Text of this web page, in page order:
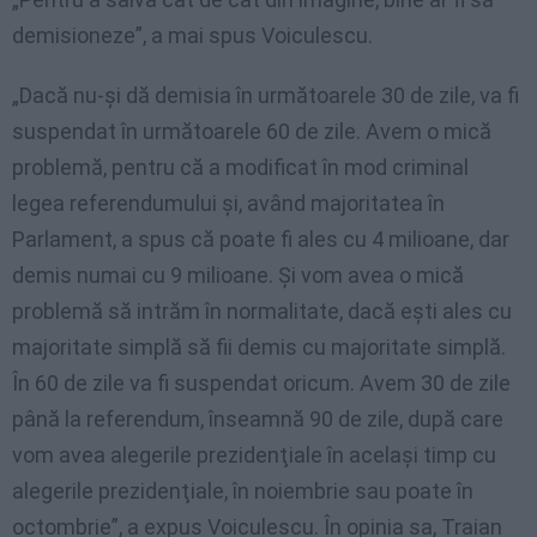
demisioneze”, a mai spus Voiculescu.
„Dacă nu-şi dă demisia în următoarele 30 de zile, va fi
suspendat în următoarele 60 de zile. Avem o mică
problemă, pentru că a modificat în mod criminal
legea referendumului şi, având majoritatea în
Parlament, a spus că poate fi ales cu 4 milioane, dar
demis numai cu 9 milioane. Şi vom avea o mică
problemă să intrăm în normalitate, dacă eşti ales cu
majoritate simplă să fii demis cu majoritate simplă.
În 60 de zile va fi suspendat oricum. Avem 30 de zile
până la referendum, înseamnă 90 de zile, după care
vom avea alegerile prezidenţiale în acelaşi timp cu
alegerile prezidenţiale, în noiembrie sau poate în
octombrie”, a expus Voiculescu. În opinia sa, Traian